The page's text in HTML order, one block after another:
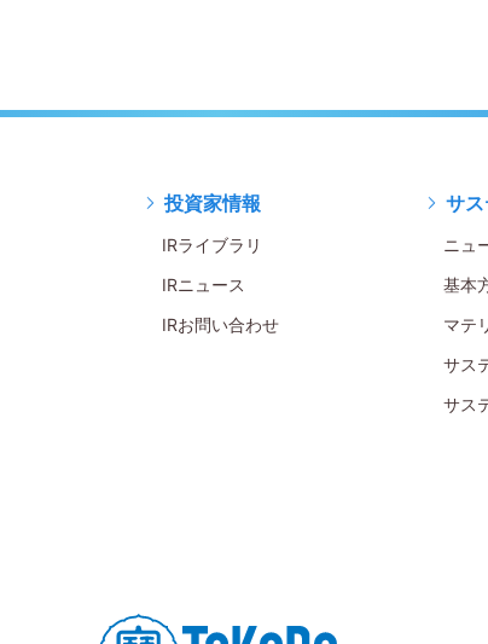
投資家情報
IRライブラリ
IRニュース
IRお問い合わせ
サ
ニュ
基本
マテ
サス
サス